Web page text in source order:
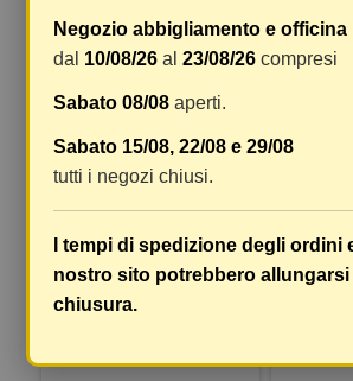
PASTIGLIE FRENO
Negozio abbigliamento e officina
dal 10/08/26 al23/08/26 compresi
Sabato 08/08 aperti.
Sabato 15/08, 22/08 e 29/08
tutti i negozi chiusi.
I tempi di spedizione degli ordini
nostro sito potrebbero allungarsi
chiusura.